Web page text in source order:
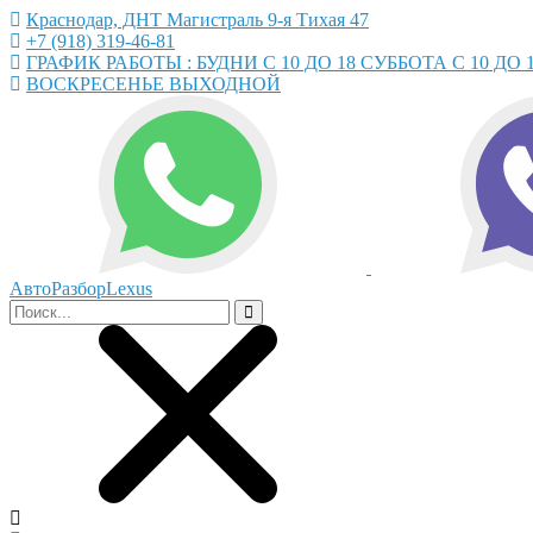
Краснодар, ДНТ Магистраль 9-я Тихая 47
+7 (918) 319-46-81
ГРАФИК РАБОТЫ : БУДНИ С 10 ДО 18 СУББОТА С 10 ДО
ВОСКРЕСЕНЬЕ ВЫХОДНОЙ
АвтоРазборLexus